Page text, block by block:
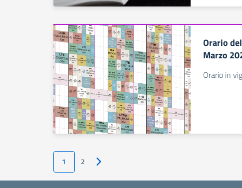
Orario
Marzo
Orario in
1 2 Pagina successiva